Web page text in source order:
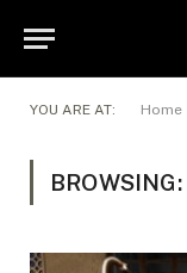
YOU ARE AT: Home
BROWSING: